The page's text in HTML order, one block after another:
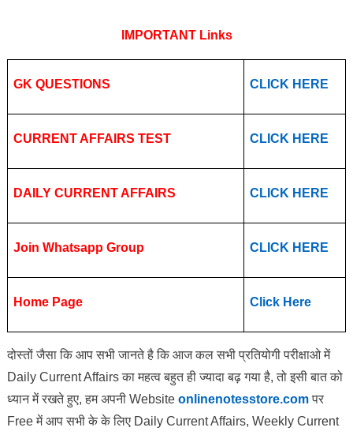
IMPORTANT Links
GK QUESTIONS CLICK HERE
CURRENT AFFAIRS TEST CLICK HERE
DAILY CURRENT AFFAIRS CLICK HERE
Join Whatsapp Group CLICK HERE
Home Page Click Here
दोस्तों जैसा कि आप सभी जानते है कि आज कल सभी प्रतियोगी परीक्षाओ में
Daily Current Affairs का महत्व बहुत ही ज्यादा बढ़ गया है, तो इसी बात को
ध्यान में रखते हुए, हम अपनी Website onlinenotesstore.comपर
Free में आप सभी के के लिए Daily Current Affairs, Weekly Current